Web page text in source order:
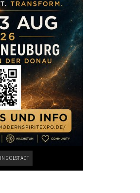
INGOLSTADT